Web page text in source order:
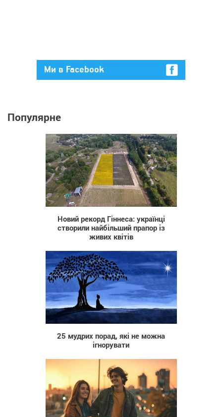
Ми в Facebook
Популярне
920
Новий рекорд Гіннеса: українці
створили найбільший прапор із
живих квітів
309
25 мудрих порад, які не можна
ігнорувати